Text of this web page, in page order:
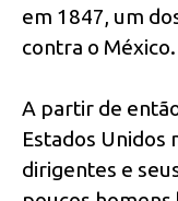
em 1847, um
contra o México.
A partir de
Estados Unidos
dirigentes e